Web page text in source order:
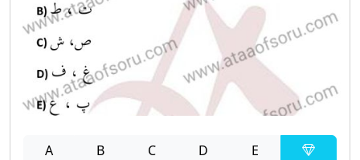
A B C D E